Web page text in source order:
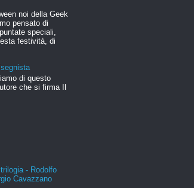
noi della Geek
pensato di
speciali,
festività, di
di questo
che si firma Il
- Rodolfo
Cavazzano